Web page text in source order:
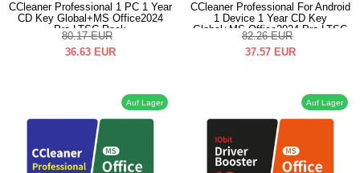
CCleaner Professional 1 PC 1 Year
CD Key Global+MS Office2024
Pro LTSC Pack
80.17 EUR
36.63 EUR
CCleaner Professional For Android
1 Device 1 Year CD Key
Global+MS Office2024 Pro LTSC
Pack
82.26 EUR
37.57 EUR
Auf Lager Auf Lager